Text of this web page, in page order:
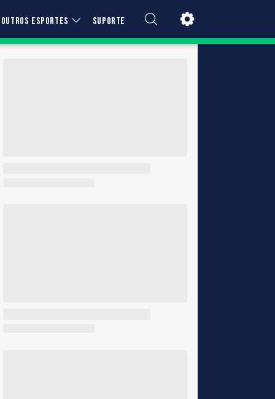
OUTROS ESPORTES SUPORTE